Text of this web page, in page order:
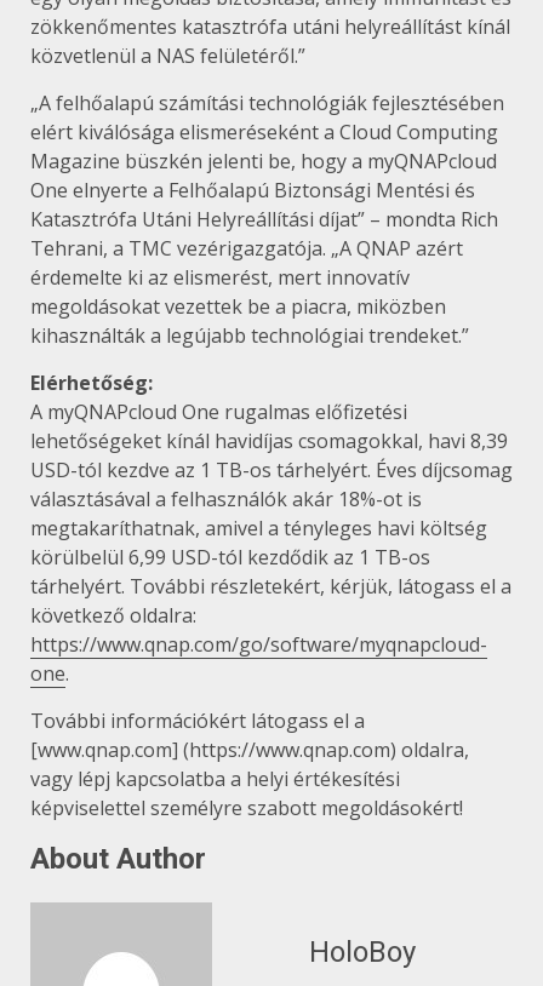
zökkenőmentes katasztrófa utáni helyreállítást kínál
közvetlenül a NAS felületéről.”
„A felhőalapú számítási technológiák fejlesztésében
elért kiválósága elismeréseként a Cloud Computing
Magazine büszkén jelenti be, hogy a myQNAPcloud
One elnyerte a Felhőalapú Biztonsági Mentési és
Katasztrófa Utáni Helyreállítási díjat” – mondta Rich
Tehrani, a TMC vezérigazgatója. „A QNAP azért
érdemelte ki az elismerést, mert innovatív
megoldásokat vezettek be a piacra, miközben
kihasználták a legújabb technológiai trendeket.”
Elérhetőség:
A myQNAPcloud One rugalmas előfizetési
lehetőségeket kínál havidíjas csomagokkal, havi 8,39
USD-tól kezdve az 1 TB-os tárhelyért. Éves díjcsomag
választásával a felhasználók akár 18%-ot is
megtakaríthatnak, amivel a tényleges havi költség
körülbelül 6,99 USD-tól kezdődik az 1 TB-os
tárhelyért. További részletekért, kérjük, látogass el a
következő oldalra:
https://www.qnap.com/go/software/myqnapcloud-
one.
További információkért látogass el a
[www.qnap.com] (https://www.qnap.com) oldalra,
vagy lépj kapcsolatba a helyi értékesítési
képviselettel személyre szabott megoldásokért!
About Author
HoloBoy